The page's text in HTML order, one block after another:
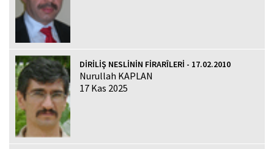
DİRİLİŞ NESLİNİN FİRARÎLERİ - 17.02.2010
Nurullah KAPLAN
17 Kas 2025